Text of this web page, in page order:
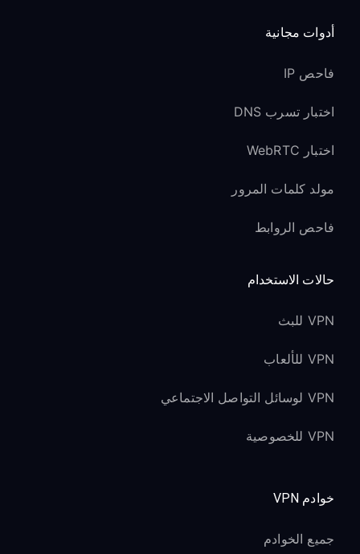
أدوات مجانية
فاحص IP
اختبار تسرب DNS
اختبار WebRTC
مولد كلمات المرور
فاحص الروابط
حالات الاستخدام
VPN للبث
VPN للألعاب
VPN لوسائل التواصل الاجتماعي
VPN للخصوصية
خوادم VPN
جميع الخوادم